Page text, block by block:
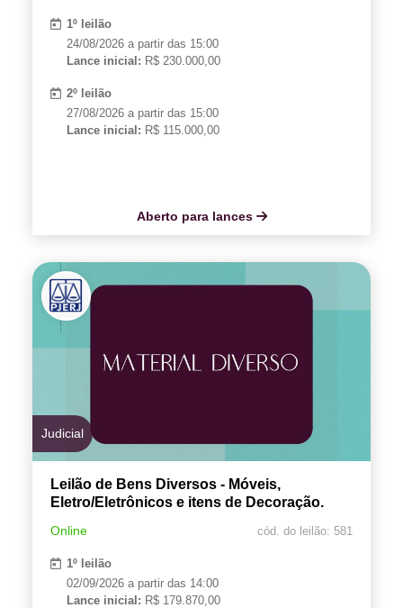
1º leilão
24/08/2026 a partir das 15:00
Lance inicial: R$ 230.000,00
2º leilão
27/08/2026 a partir das 15:00
Lance inicial: R$ 115.000,00
Aberto para lances
Judicial
Leilão de Bens Diversos - Móveis,
Eletro/Eletrônicos e itens de Decoração.
Online cód. do leilão: 581
1º leilão
02/09/2026 a partir das 14:00
Lance inicial: R$ 179.870,00